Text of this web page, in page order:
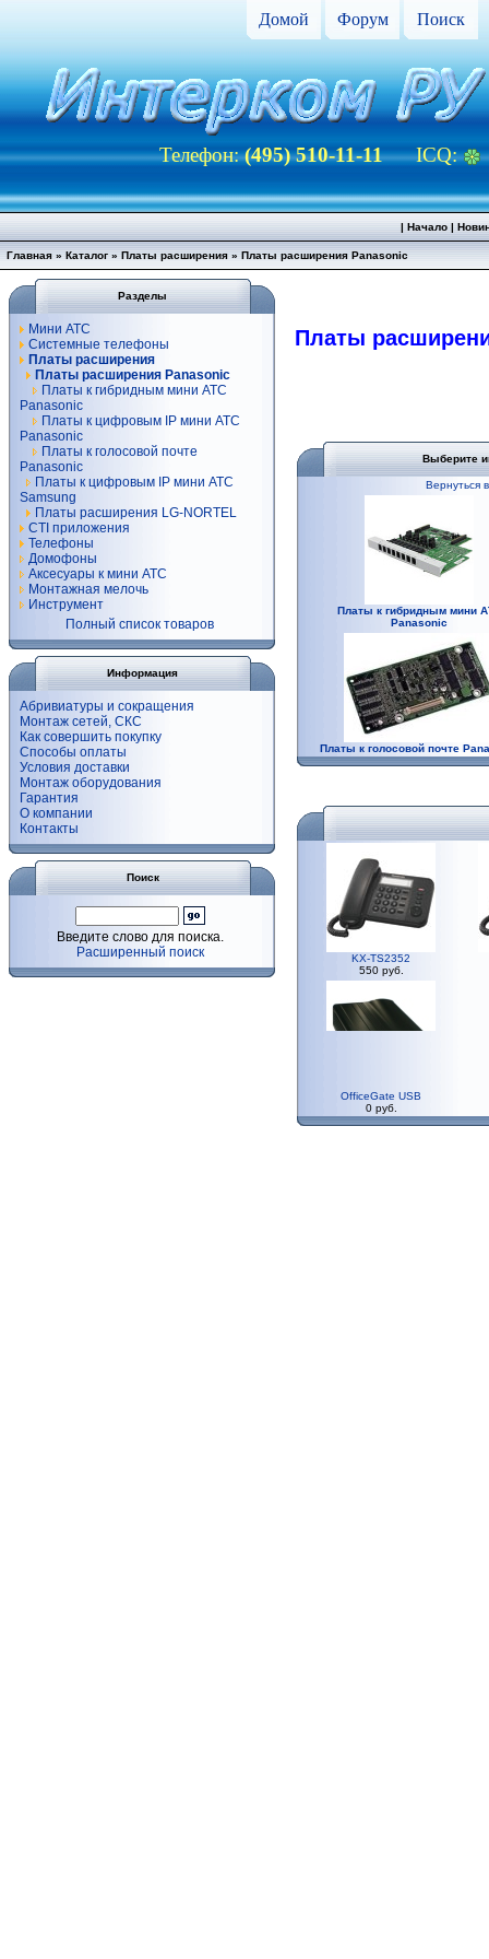
Домой Форум Поиск
Телефон:(495) 510-11-11ICQ:
| Начало|
Главная » Каталог » Платы расширения » Платы расширения Panasonic
Разделы
Мини АТС
Системные телефоны
Платы расширения
Платы расширения Panasonic
Платы к гибридным мини АТС
Panasonic
Платы к цифровым IP мини АТС
Panasonic
Платы к голосовой почте
Panasonic
Платы к цифровым IP мини АТС
Samsung
Платы расширения LG-NORTEL
CTI приложения
Телефоны
Домофоны
Аксесуары к мини АТС
Монтажная мелочь
Инструмент
Полный список товаров
Информация
Абривиатуры и сокращения
Монтаж сетей, СКС
Как совершить покупку
Способы оплаты
Условия доставки
Монтаж оборудования
Гарантия
О компании
Контакты
Поиск
Введите слово для поиска.
Расширенный поиск
Платы
Выберите
Вернуться
Платы к гибридным мини
Panasonic
Платы к голосовой почте
KX-TS2352
550 руб.
OfficeGate USB
0 руб.